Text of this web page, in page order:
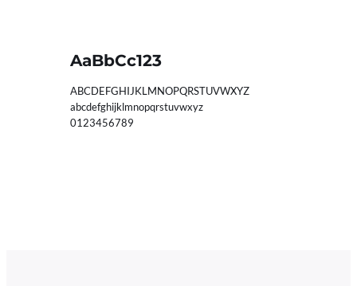
AaBbCc123
ABCDEFGHIJKLMNOPQRSTUVWXYZ
abcdefghijklmnopqrstuvwxyz
0123456789